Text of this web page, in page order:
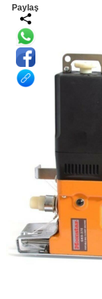
Paylaş